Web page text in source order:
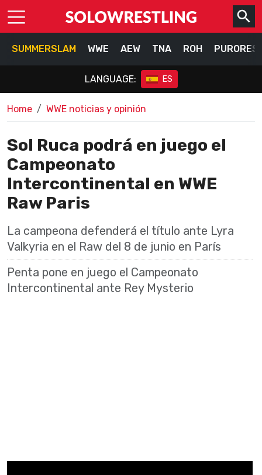
SUMMERSLAM WWE AEW TNA ROH
LANGUAGE: ES
Home WWE noticias y opinión
Sol Ruca podrá en juego el
Campeonato
Intercontinental en WWE
Raw Paris
La campeona defenderá el título ante Lyra
Valkyria en el Raw del 8 de junio en París
Penta pone en juego el Campeonato
Intercontinental ante Rey Mysterio